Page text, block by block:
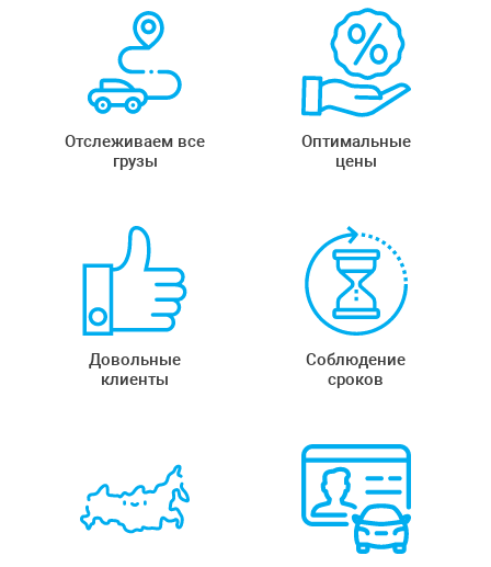
Отслеживаем все
грузы
Оптимальные
цены
Довольные
клиенты
Соблюдение
сроков